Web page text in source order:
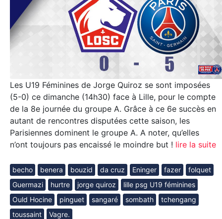
Les U19 Féminines de Jorge Quiroz se sont imposées
(5-0) ce dimanche (14h30) face à Lille, pour le compte
de la 8e journée du groupe A. Grâce à ce 6e succès en
autant de rencontres disputées cette saison, les
Parisiennes dominent le groupe A. A noter, qu’elles
n’ont toujours pas encaissé le moindre but ! lire la suite
becho benera bouzid da cruz Eninger fazer
folquet
Guermazi
hurtre jorge quiroz
lille psg U19 féminines
Ould Hocine
pinguet sangaré sombath
tchengang
toussaint
Vagre.